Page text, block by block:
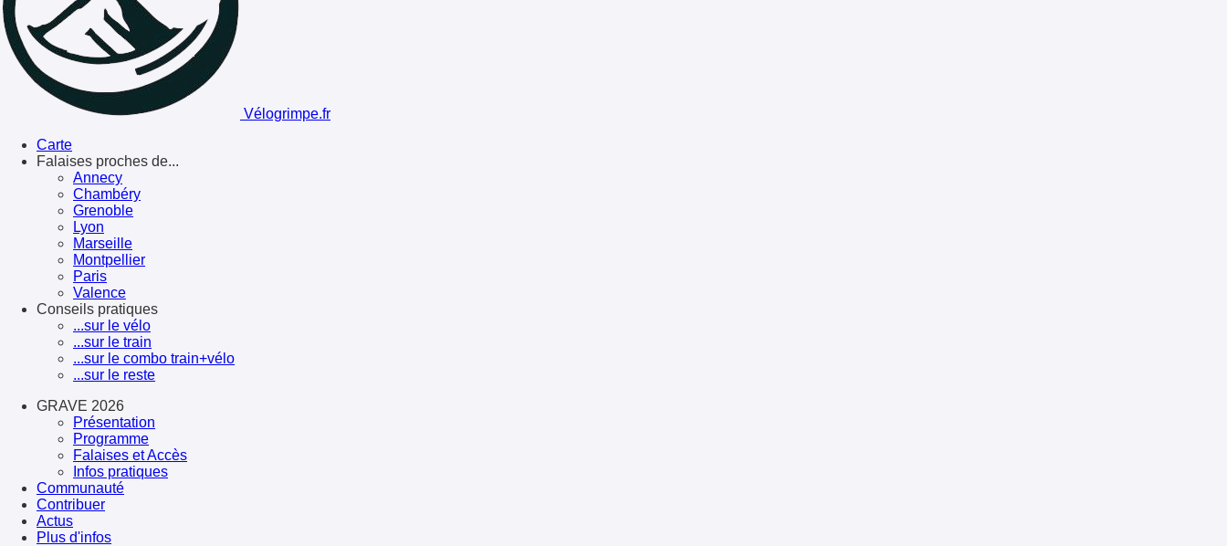
Vélogrimpe.fr
Carte
Falaises proches de...
Annecy
Chambéry
Grenoble
Lyon
Marseille
Montpellier
Paris
Valence
Conseils pratiques
...sur le vélo
...sur le train
...sur le combo train+vélo
...sur le reste
GRAVE 2026
Présentation
Programme
Falaises et Accès
Infos pratiques
Communauté
Contribuer
Actus
Plus d'infos